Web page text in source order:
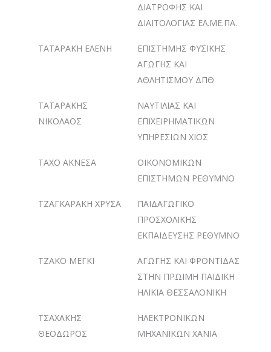
ΔΙΑΤΡΟΦΗΣ ΚΑΙ
ΔΙΑΙΤΟΛΟΓΙΑΣ ΕΛ.ΜΕ.ΠΑ.
ΤΑΤΑΡΑΚΗ ΕΛΕΝΗ
ΕΠΙΣΤΗΜΗΣ ΦΥΣΙΚΗΣ
ΑΓΩΓΗΣ ΚΑΙ
ΑΘΛΗΤΙΣΜΟΥ ΔΠΘ
ΤΑΤΑΡΑΚΗΣ
ΝΙΚΟΛΑΟΣ
ΝΑΥΤΙΛΙΑΣ ΚΑΙ
ΕΠΙΧΕΙΡΗΜΑΤΙΚΩΝ
ΥΠΗΡΕΣΙΩΝ ΧΙΟΣ
ΤΑΧΟ ΑΚΝΕΣΑ
ΟΙΚΟΝΟΜΙΚΩΝ
ΕΠΙΣΤΗΜΩΝ ΡΕΘΥΜΝΟ
ΤΖΑΓΚΑΡΑΚΗ ΧΡΥΣΑ
ΠΑΙΔΑΓΩΓΙΚΟ
ΠΡΟΣΧΟΛΙΚΗΣ
ΕΚΠΑΙΔΕΥΣΗΣ ΡΕΘΥΜΝΟ
ΤΖΑΚΟ ΜΕΓΚΙ
ΑΓΩΓΗΣ ΚΑΙ ΦΡΟΝΤΙΔΑΣ
ΣΤΗΝ ΠΡΩΙΜΗ ΠΑΙΔΙΚΗ
ΗΛΙΚΙΑ ΘΕΣΣΑΛΟΝΙΚΗ
ΤΣΑΧΑΚΗΣ
ΘΕΟΔΩΡΟΣ
ΗΛΕΚΤΡΟΝΙΚΩΝ
ΜΗΧΑΝΙΚΩΝ ΧΑΝΙΑ